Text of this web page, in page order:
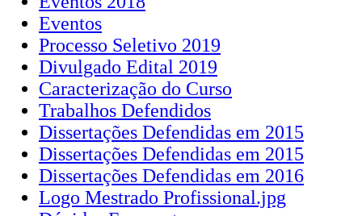
Eventos
Processo Seletivo 2019
Divulgado Edital 2019
Caracterização do Curso
Trabalhos Defendidos
Dissertações Defendidas em 2015
Dissertações Defendidas em 2015
Dissertações Defendidas em 2016
Logo Mestrado Profissional.jpg